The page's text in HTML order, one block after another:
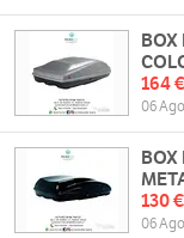
BOX
164 €
06
BOX
130 €
06